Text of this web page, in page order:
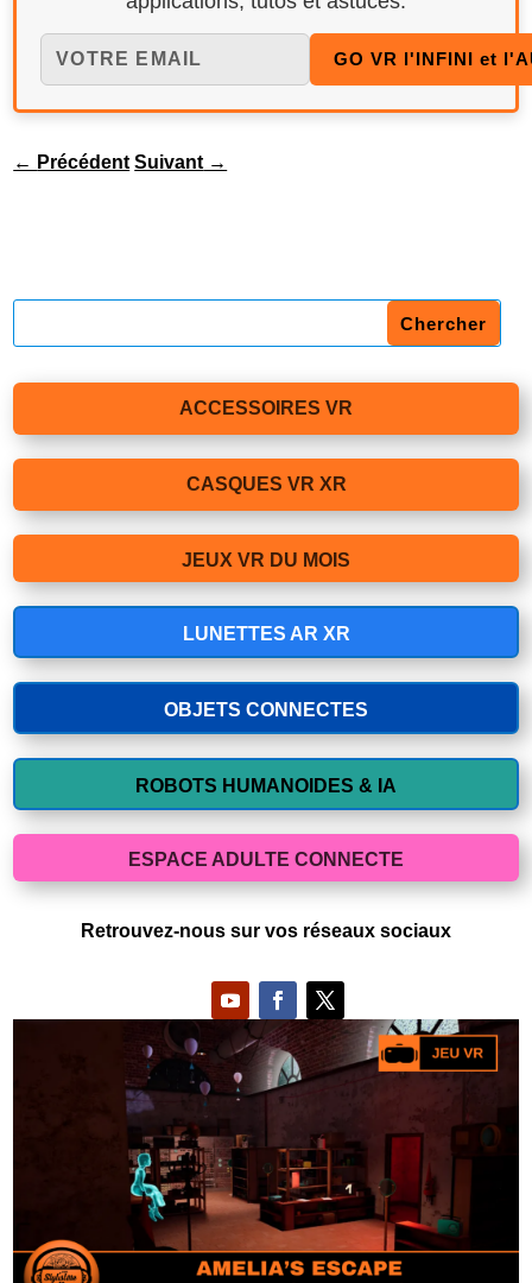
← Précédent Suivant →
ACCESSOIRES VR
CASQUES VR XR
JEUX VR DU MOIS
LUNETTES AR XR
OBJETS CONNECTES
ROBOTS HUMANOIDES & IA
ESPACE ADULTE CONNECTE
Retrouvez-nous sur vos réseaux sociaux